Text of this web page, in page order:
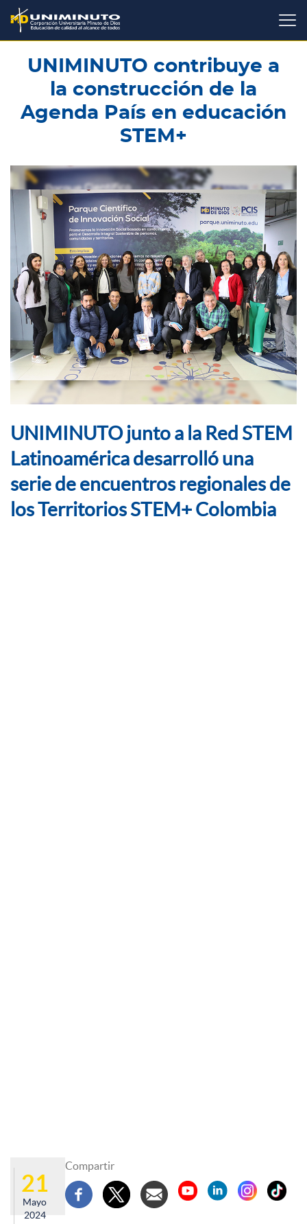
Pasar
contenido
principal
UNIMINUTO contribuye a
la construcción de la
Agenda País en educación
STEM+
UNIMINUTO junto a la Red STEM
Latinoamérica desarrolló una
serie de encuentros regionales de
los Territorios STEM+ Colombia
21
Mayo
2024
Compartir